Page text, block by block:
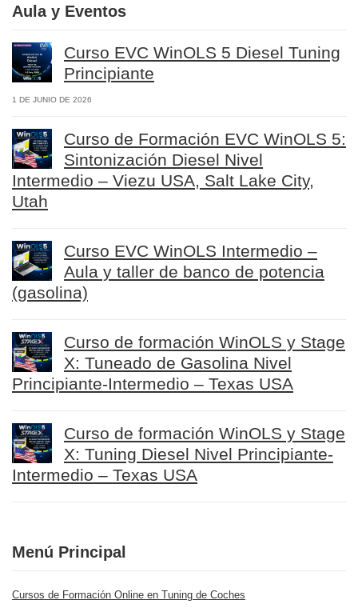
Aula y Eventos
Curso EVC WinOLS 5 Diesel Tuning
Principiante
1 DE JUNIO DE 2026
Curso de Formación EVC WinOLS 5:
Sintonización Diesel Nivel
Intermedio – Viezu USA, Salt Lake City,
Utah
Curso EVC WinOLS Intermedio –
Aula y taller de banco de potencia
(gasolina)
Curso de formación WinOLS y Stage
X: Tuneado de Gasolina Nivel
Principiante-Intermedio – Texas USA
Curso de formación WinOLS y Stage
X: Tuning Diesel Nivel Principiante-
Intermedio – Texas USA
Menú Principal
Cursos de Formación Online en Tuning de Coches